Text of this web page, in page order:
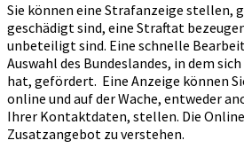
Sie können eine Strafanzeige stellen,
geschädigt sind, eine Straftat
unbeteiligt sind. Eine schnelle
Auswahl des Bundeslandes, in dem
hat, gefördert. Eine Anzeige können
online und auf der Wache, entweder
Ihrer Kontaktdaten, stellen. Die
Zusatzangebot zu verstehen.